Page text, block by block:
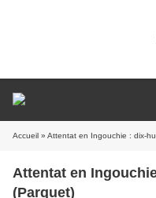
Accueil » Attentat en Ingouchie : dix-
Attentat en
(Parquet)